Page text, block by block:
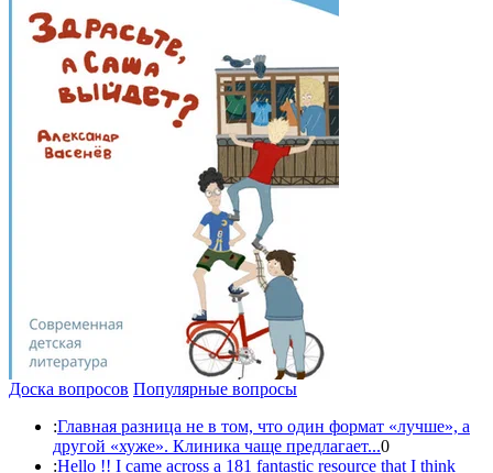
Доска вопросов Популярные вопросы
:Главная разница не в том, что один формат «лучше», а
другой «хуже». Клиника чаще предлагает...0
:Hello !! I came across a 181 fantastic resource that I think